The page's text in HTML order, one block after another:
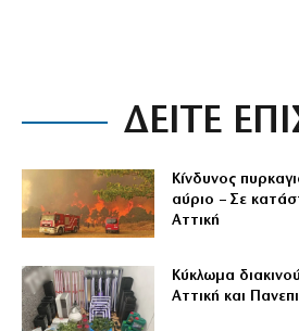
ΔΕΙΤΕ
Κίνδυνος
αύριο – Σε
Αττική
Κύκλωμα
Αττική και